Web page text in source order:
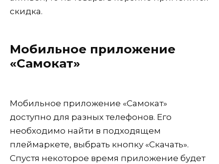
скидка.
Мобильное приложение
«Самокат»
Мобильное приложение «Самокат»
доступно для разных телефонов. Его
необходимо найти в подходящем
плеймаркете, выбрать кнопку «Скачать».
Спустя некоторое время приложение будет